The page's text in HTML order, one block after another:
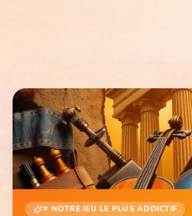
⭐ NOTRE JEU LE PLUS ADDICTIF